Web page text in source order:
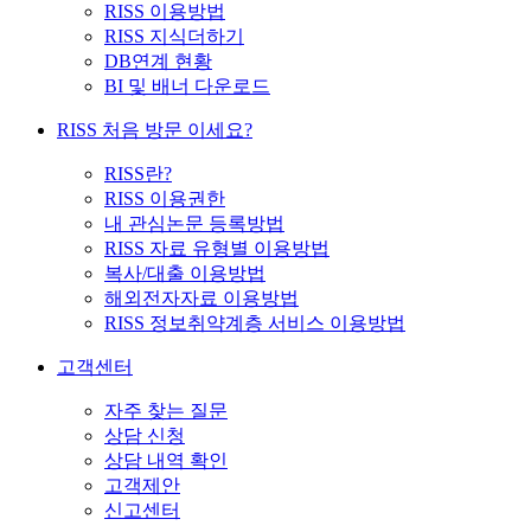
RISS 이용방법
RISS 지식더하기
DB연계 현황
BI 및 배너 다운로드
RISS 처음 방문 이세요?
RISS란?
RISS 이용권한
내 관심논문 등록방법
RISS 자료 유형별 이용방법
복사/대출 이용방법
해외전자자료 이용방법
RISS 정보취약계층 서비스 이용방법
고객센터
자주 찾는 질문
상담 신청
상담 내역 확인
고객제안
신고센터